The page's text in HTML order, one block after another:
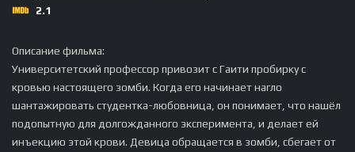
2.1
Описание фильма:
Университетский профессор привозит с Гаити пробирку с
кровью настоящего зомби. Когда его начинает нагло
шантажировать студентка-любовница, он понимает, что нашёл
подопытную для долгожданного эксперимента, и делает ей
инъекцию этой крови. Девица обращается в зомби, сбегает от